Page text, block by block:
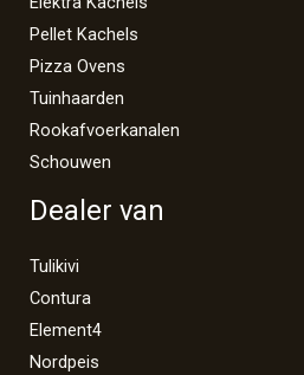
Pellet Kachels
Pizza Ovens
Tuinhaarden
Rookafvoerkanalen
Schouwen
Dealer van
Tulikivi
Contura
Element4
Nordpeis